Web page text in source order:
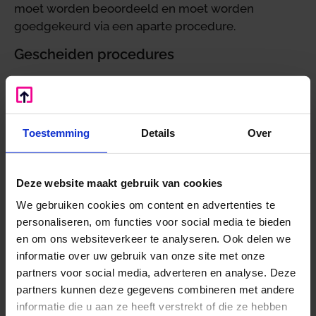
Toestemming Details Over
Deze website maakt gebruik van cookies
We gebruiken cookies om content en advertenties te
personaliseren, om functies voor social media te bieden
en om ons websiteverkeer te analyseren. Ook delen we
informatie over uw gebruik van onze site met onze
partners voor social media, adverteren en analyse. Deze
partners kunnen deze gegevens combineren met andere
informatie die u aan ze heeft verstrekt of die ze hebben
moet worden beoordeeld en moet worden
goedgekeurd via een aparte procedure.
Gescheiden procedures
heeft. Er is geen sprake van een aanslag conform
de ingediende aangifte. De belastingkorting volgt
niet uit de aangifte zelf, maar uit een aparte
beslissing die de Belastingdienst neemt. Het maakt
worden ingediend. Het blijven gescheiden
procedures. Het aangiftesysteem werkt correct
door de korting niet toe te laten, omdat deze eerst
moet worden beoordeeld. Er zijn geen bijzondere
omstandigheden die de wetgever over het hoofd
zag. Bovendien kan de ondernemer zelf een
voorlopige aanslag aanvragen om eerder geld te
ontvangen.